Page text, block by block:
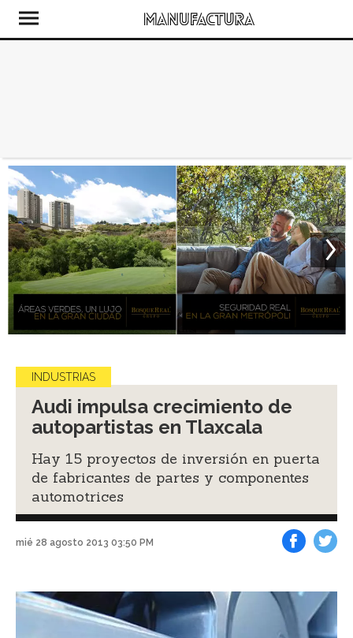
INDUSTRIAS
Audi impulsa crecimiento de
autopartistas en Tlaxcala
Hay 15 proyectos de inversión en puerta
de fabricantes de partes y componentes
automotrices
mié 28 agosto 2013 03:50 PM